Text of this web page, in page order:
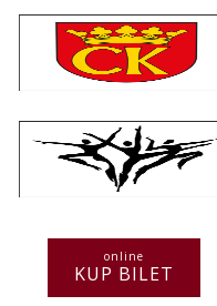
online
KUP BILET
Repertuar
Teatr / Zespół
Przestrzenie Sztuki